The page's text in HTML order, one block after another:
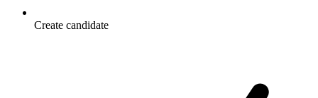
Create candidate